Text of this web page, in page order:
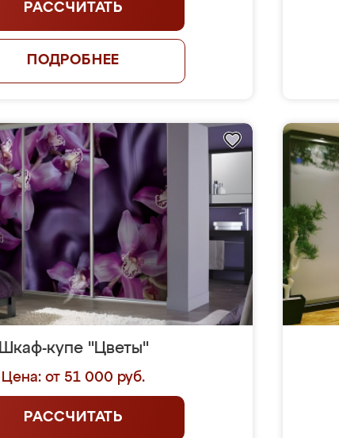
РАССЧИТАТЬ
ПОДРОБНЕЕ
Шкаф-купе "Цветы"
Цена: от 51 000 руб.
РАССЧИТАТЬ